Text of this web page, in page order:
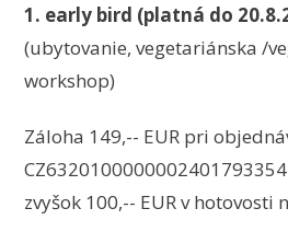
1. early bird (platná do
(ubytovanie, vegetariánska /
workshop)
Záloha 149,-- EUR pri
zvyšok 100,-- EUR v hotovosti